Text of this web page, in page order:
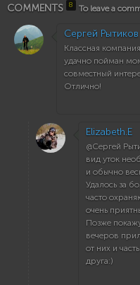
COMMENTS 8 To leave a
Сергей Рытиков
Классная
удачно пойман
совместный
Отлично!
Elizabeth.E
@Сергей
вид уток
и обычно
Удалось за
часто
очень
Позже
вечеров
от них и
друга:)